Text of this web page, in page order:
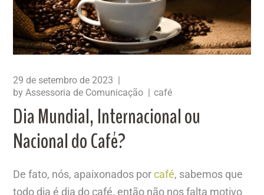
29 de setembro de 2023
byAssessoria de Comunicação café
Dia Mundial, Internacional ou
Nacional do Café?
De fato, nós, apaixonados porcafé, sabemos que
todo dia é dia do café, então não nos falta motivo